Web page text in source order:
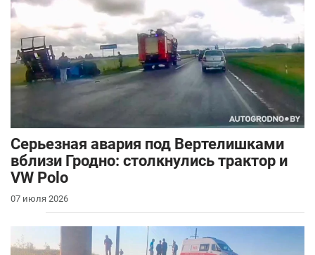
Серьезная авария под Вертелишками
вблизи Гродно: столкнулись трактор и
VW Polo
07 июля 2026